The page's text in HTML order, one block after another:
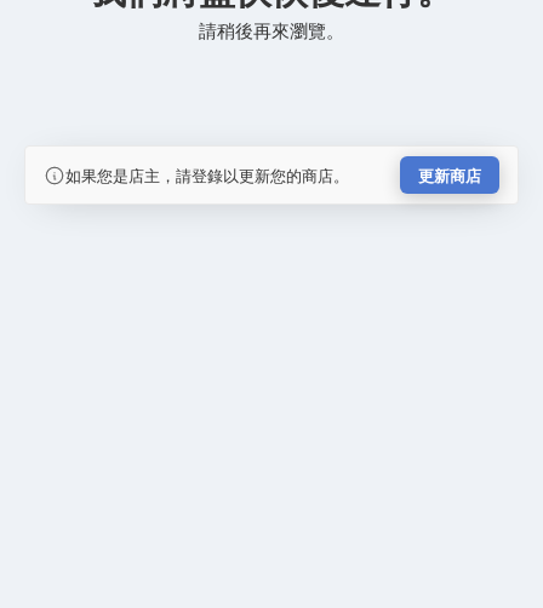
請稍後再來瀏覽。
如果您是店主，請登錄以更新您的商店。 更新商店